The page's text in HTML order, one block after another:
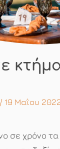
/ 19 Μαΐου
σε χρόνο